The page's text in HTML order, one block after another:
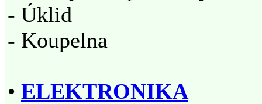
- Úklid
- Koupelna
• ELEKTRONIKA